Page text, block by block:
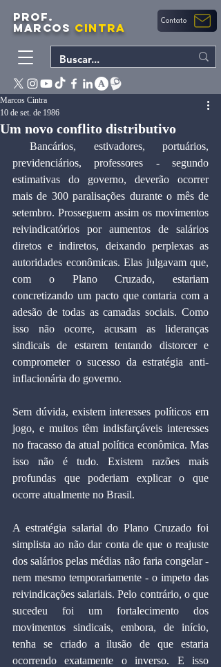
PROF.
MARCOS CINTRA Contato
Um novo conflito distributivo
Marcos Cintra
10 de set. de 1986
﻿ Bancários, estivadores, portuários,
previdenciários, professores - segundo
estimativas do governo, deverão ocorrer
mais de 300 paralisações durante o mês de
setembro. Prosseguem assim os movimentos
reivindicatórios por aumentos de salários
diretos e indiretos, deixando perplexas as
autoridades econômicas. Elas julgavam que,
com o Plano Cruzado, estariam
concretizando um pacto que contaria com a
adesão de todas as camadas sociais. Como
isso não ocorre, acusam as lideranças
sindicais de estarem tentando distorcer e
comprometer o sucesso da estratégia anti-
inflacionária do governo.
Sem dúvida, existem interesses políticos em
jogo, e muitos têm indisfarçáveis interesses
no fracasso da atual política econômica. Mas
isso não é tudo. Existem razões mais
profundas que poderiam explicar o que
ocorre atualmente no Brasil.
A estratégia salarial do Plano Cruzado foi
simplista ao não dar conta de que o reajuste
dos salários pelas médias não faria congelar -
nem mesmo temporariamente - o impeto das
reivindicações salariais. Pelo contrário, o que
sucedeu foi um fortalecimento dos
movimentos sindicais, embora, de início,
tenha se criado a ilusão de que estaria
ocorrendo exatamente o inverso. E isso